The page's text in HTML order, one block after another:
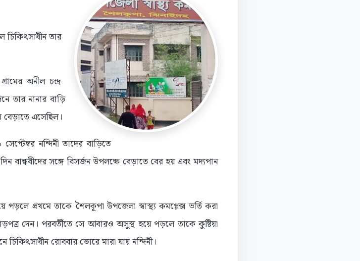
তার
অনীল চন্দ্র
তার নানার বাড়ি
বেড়াতে এসেছিল।
নন্দিনী তাদের বাড়িতে
বান্ধবীদের সঙ্গে বিসর্জন উপলক্ষে বেড়াতে বের হয় এবং মদ্যপান
প্রথমে তাকে শৈলকূপা উপজেলা স্বাস্থ্য কমপ্লেক্স ভর্তি করা
দেন। পরবর্তীতে সে আবারও অসুস্থ হয়ে পড়লে তাকে কুষ্টিয়া
রোববার ভোরে মারা যায় নন্দিনী।